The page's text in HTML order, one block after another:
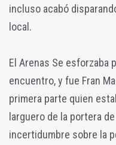
incluso acabó
local.
El Arenas Se esforzaba
encuentro, y fue Fran
primera parte quien
larguero de la portera
incertidumbre sobre la